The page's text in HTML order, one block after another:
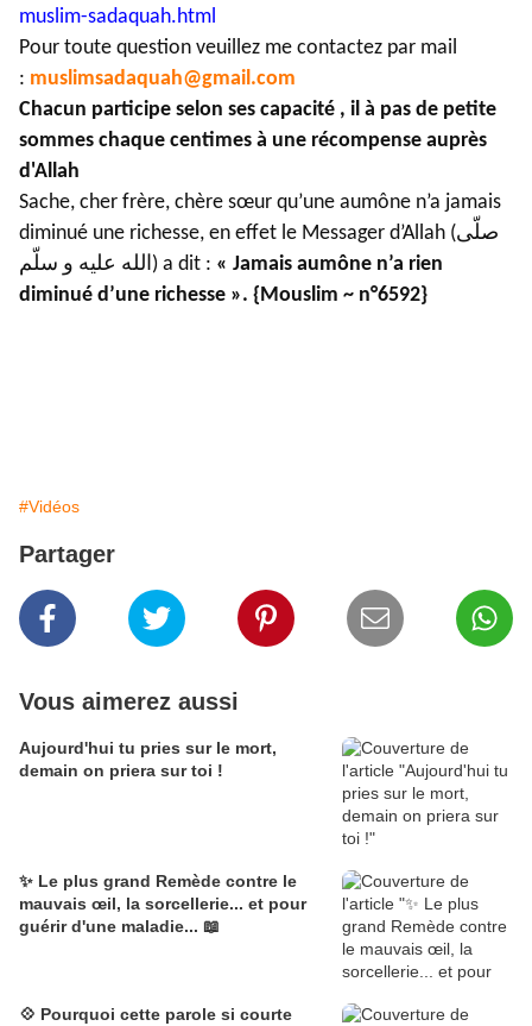
muslim-sadaquah.html
Pour toute question veuillez me contactez par mail
: muslimsadaquah@gmail.com
Chacun participe selon ses capacité , il à pas de petite
sommes chaque centimes à une récompense auprès
d'Allah
Sache, cher frère, chère sœur qu’une aumône n’a jamais
diminué une richesse, en effet le Messager d’Allah (صلّى
الله عليه و سلّم) a dit : « Jamais aumône n’a rien
diminué d’une richesse ». {Mouslim ~ n°6592}
#Vidéos
Partager
Vous aimerez aussi
Aujourd'hui tu pries sur le mort,
demain on priera sur toi !
✨ Le plus grand Remède contre le
mauvais œil, la sorcellerie... et pour
guérir d'une maladie... 📖
💠 Pourquoi cette parole si courte